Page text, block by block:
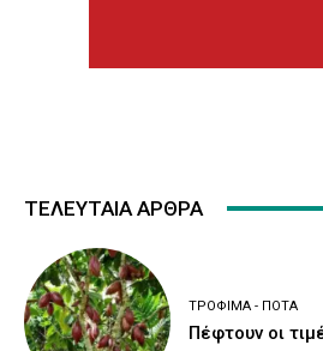
ΤΕΛΕΥΤΑΙΑ ΑΡΘΡΑ
ΤΡΌΦΙΜΑ - ΠΟΤΆ
Πέφτουν οι